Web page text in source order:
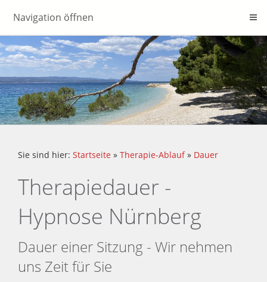
Navigation öffnen
Sie sind hier: Startseite » Therapie-Ablauf» Dauer
Therapiedauer -
Hypnose Nürnberg
Dauer einer Sitzung - Wir nehmen
uns Zeit für Sie